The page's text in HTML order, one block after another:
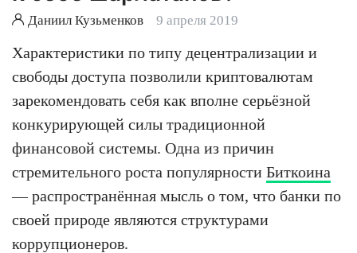
Даниил Кузьменков 9 апреля 2019
Характеристики по типу децентрализации и
свободы доступа позволили криптовалютам
зарекомендовать себя как вполне серьёзной
конкурирующей силы традиционной
финансовой системы. Одна из причин
стремительного роста популярности Биткоина
— распространённая мысль о том, что банки по
своей природе являются структурами
коррупционеров.